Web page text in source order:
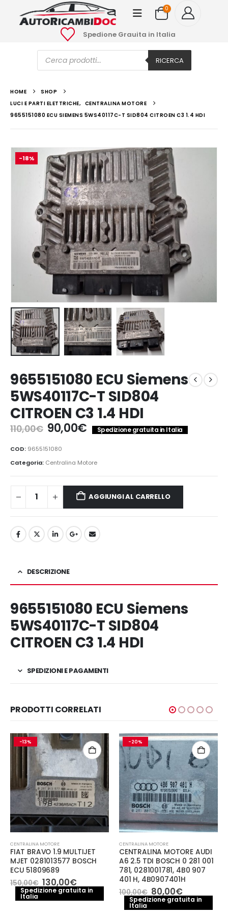
0
Spedione Grauita in Italia
Ricerca
prodotti RICERCA
HOME
SHOP
LUCI E PARTI ELETTRICHE, CENTRALINA MOTORE
9655151080 ECU SIEMENS 5WS40117C-T SID804 CITROEN C3 1.4 HDI
-18%
9655151080 ECU Siemens
5WS40117C-T SID804
CITROEN C3 1.4 HDI
110,00€ Il
prezzo
originale
era:
110,00€.
90,00€Il
prezzo
è:
90,00€.
Spedizione gratuita in Italia
COD: 9655151080
Categoria: Centralina Motore
AGGIUNGI AL CARRELLO
DESCRIZIONE
9655151080 ECU Siemens
5WS40117C-T SID804
CITROEN C3 1.4 HDI
SPEDIZIONI E PAGAMENTI
PRODOTTI CORRELATI
-13%
CENTRALINA MOTORE
FIAT BRAVO 1.9 MULTIJET
MJET 0281013577 BOSCH
ECU 51809689
150,00€ Il
prezzo
originale
130,00€Il
prezzo
attuale
Spedizione gratuita in
Italia
-20%
CENTRALINA MOTORE
CENTRALINA MOTORE AUDI
A6 2.5 TDI BOSCH 0 281 001
781, 0281001781, 4B0 907
401 H, 4B0907401H
100,00€ Il
prezzo
originale
80,00€Il
prezzo
attuale
Spedizione gratuita in
Italia